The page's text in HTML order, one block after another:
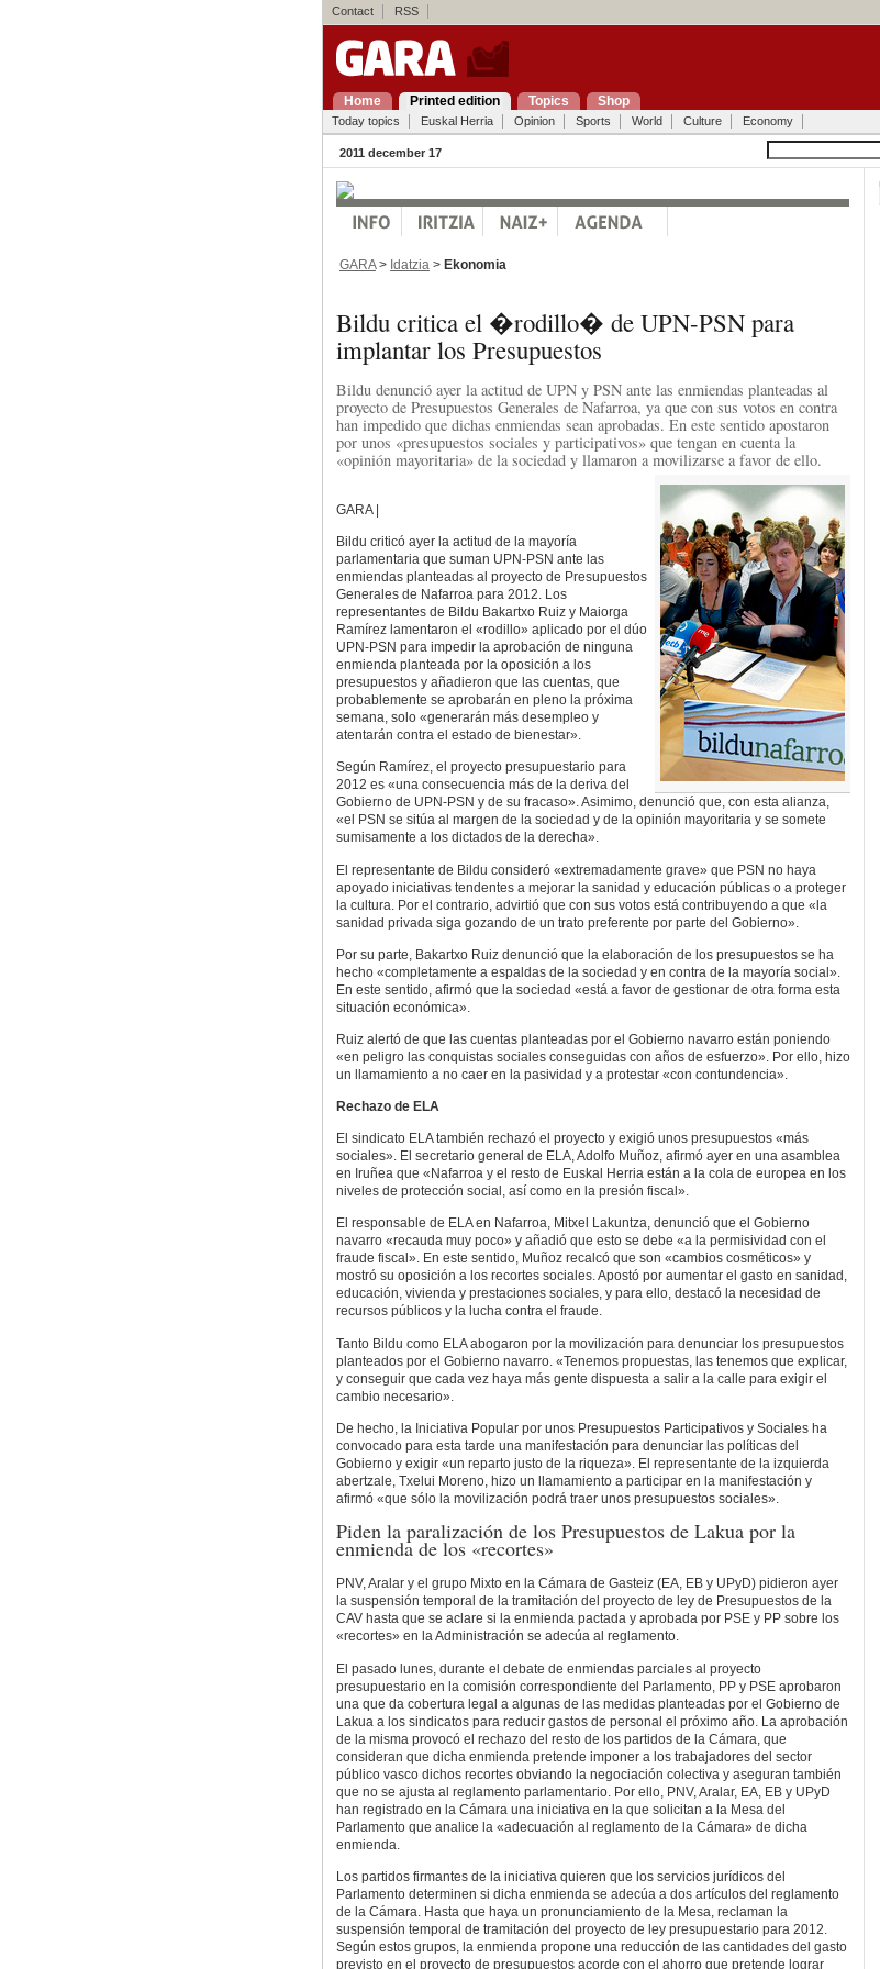
Contact RSS
Home Printed edition Topics Shop
Today topics Euskal Herria Opinion Sports World Culture Economy
2011 december 17
GARA> Idatzia > Ekonomia
Bildu critica el �rodillo� de UPN-PSN para
implantar los Presupuestos
Bildu denunció ayer la actitud de UPN y PSN ante las enmiendas planteadas al
proyecto de Presupuestos Generales de Nafarroa, ya que con sus votos en contra
han impedido que dichas enmiendas sean aprobadas. En este sentido apostaron
por unos «presupuestos sociales y participativos» que tengan en cuenta la
«opinión mayoritaria» de la sociedad y llamaron a movilizarse a favor de ello.
GARA |
Bildu criticó ayer la actitud de la mayoría
parlamentaria que suman UPN-PSN ante las
enmiendas planteadas al proyecto de Presupuestos
Generales de Nafarroa para 2012. Los
representantes de Bildu Bakartxo Ruiz y Maiorga
Ramírez lamentaron el «rodillo» aplicado por el dúo
UPN-PSN para impedir la aprobación de ninguna
enmienda planteada por la oposición a los
presupuestos y añadieron que las cuentas, que
probablemente se aprobarán en pleno la próxima
semana, solo «generarán más desempleo y
atentarán contra el estado de bienestar».
Según Ramírez, el proyecto presupuestario para
2012 es «una consecuencia más de la deriva del
Gobierno de UPN-PSN y de su fracaso». Asimimo, denunció que, con esta alianza,
«el PSN se sitúa al margen de la sociedad y de la opinión mayoritaria y se somete
sumisamente a los dictados de la derecha».
El representante de Bildu consideró «extremadamente grave» que PSN no haya
apoyado iniciativas tendentes a mejorar la sanidad y educación públicas o a proteger
la cultura. Por el contrario, advirtió que con sus votos está contribuyendo a que «la
sanidad privada siga gozando de un trato preferente por parte del Gobierno».
Por su parte, Bakartxo Ruiz denunció que la elaboración de los presupuestos se ha
hecho «completamente a espaldas de la sociedad y en contra de la mayoría social».
En este sentido, afirmó que la sociedad «está a favor de gestionar de otra forma esta
situación económica».
Ruiz alertó de que las cuentas planteadas por el Gobierno navarro están poniendo
«en peligro las conquistas sociales conseguidas con años de esfuerzo». Por ello, hizo
un llamamiento a no caer en la pasividad y a protestar «con contundencia».
Rechazo de ELA
El sindicato ELA también rechazó el proyecto y exigió unos presupuestos «más
sociales». El secretario general de ELA, Adolfo Muñoz, afirmó ayer en una asamblea
en Iruñea que «Nafarroa y el resto de Euskal Herria están a la cola de europea en los
niveles de protección social, así como en la presión fiscal».
El responsable de ELA en Nafarroa, Mitxel Lakuntza, denunció que el Gobierno
navarro «recauda muy poco» y añadió que esto se debe «a la permisividad con el
fraude fiscal». En este sentido, Muñoz recalcó que son «cambios cosméticos» y
mostró su oposición a los recortes sociales. Apostó por aumentar el gasto en sanidad,
educación, vivienda y prestaciones sociales, y para ello, destacó la necesidad de
recursos públicos y la lucha contra el fraude.
Tanto Bildu como ELA abogaron por la movilización para denunciar los presupuestos
planteados por el Gobierno navarro. «Tenemos propuestas, las tenemos que explicar,
y conseguir que cada vez haya más gente dispuesta a salir a la calle para exigir el
cambio necesario».
De hecho, la Iniciativa Popular por unos Presupuestos Participativos y Sociales ha
convocado para esta tarde una manifestación para denunciar las políticas del
Gobierno y exigir «un reparto justo de la riqueza». El representante de la izquierda
abertzale, Txelui Moreno, hizo un llamamiento a participar en la manifestación y
afirmó «que sólo la movilización podrá traer unos presupuestos sociales».
Piden la paralización de los Presupuestos de Lakua por la
enmienda de los «recortes»
PNV, Aralar y el grupo Mixto en la Cámara de Gasteiz (EA, EB y UPyD) pidieron ayer
la suspensión temporal de la tramitación del proyecto de ley de Presupuestos de la
CAV hasta que se aclare si la enmienda pactada y aprobada por PSE y PP sobre los
«recortes» en la Administración se adecúa al reglamento.
El pasado lunes, durante el debate de enmiendas parciales al proyecto
presupuestario en la comisión correspondiente del Parlamento, PP y PSE aprobaron
una que da cobertura legal a algunas de las medidas planteadas por el Gobierno de
Lakua a los sindicatos para reducir gastos de personal el próximo año. La aprobación
de la misma provocó el rechazo del resto de los partidos de la Cámara, que
consideran que dicha enmienda pretende imponer a los trabajadores del sector
público vasco dichos recortes obviando la negociación colectiva y aseguran también
que no se ajusta al reglamento parlamentario. Por ello, PNV, Aralar, EA, EB y UPyD
han registrado en la Cámara una iniciativa en la que solicitan a la Mesa del
Parlamento que analice la «adecuación al reglamento de la Cámara» de dicha
enmienda.
Los partidos firmantes de la iniciativa quieren que los servicios jurídicos del
Parlamento determinen si dicha enmienda se adecúa a dos artículos del reglamento
de la Cámara. Hasta que haya un pronunciamiento de la Mesa, reclaman la
suspensión temporal de tramitación del proyecto de ley presupuestario para 2012.
Según estos grupos, la enmienda propone una reducción de las cantidades del gasto
previsto en el proyecto de presupuestos acorde con el ahorro que pretende lograr